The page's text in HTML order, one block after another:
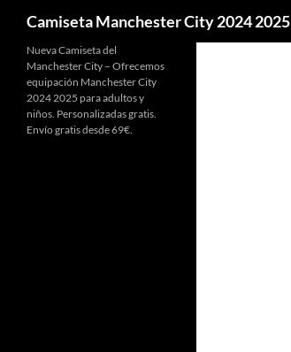
Camiseta Manchester City 2024 2025
Nueva Camiseta del
Manchester City – Ofrecemos
equipación Manchester City
2024 2025 para adultos y
niños. Personalizadas gratis.
Envío gratis desde 69€.